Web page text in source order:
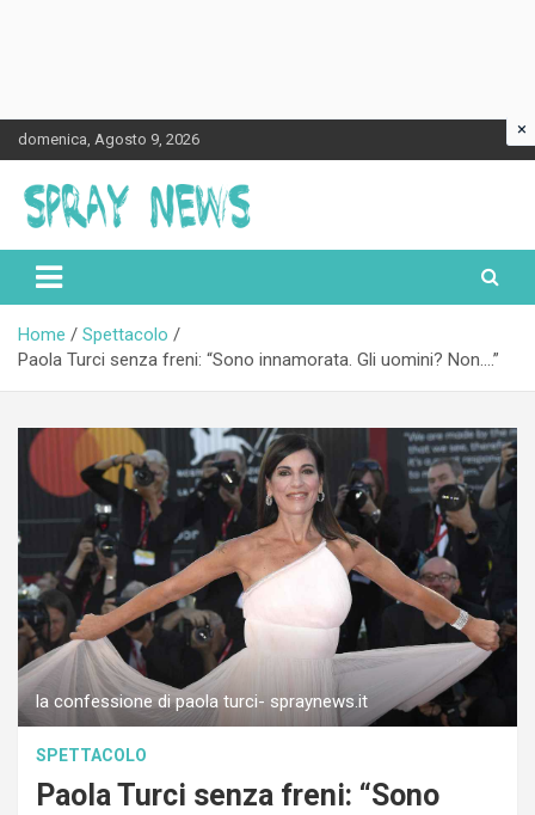
Skip
to
content
domenica, Agosto 9, 2026
Spraynews.it
Home
Spettacolo
Paola Turci senza freni: “Sono innamorata. Gli uomini? Non….”
la confessione di paola turci- spraynews.it
SPETTACOLO
Paola Turci senza freni: “Sono
×